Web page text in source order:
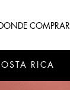
COMPRAR
RICA